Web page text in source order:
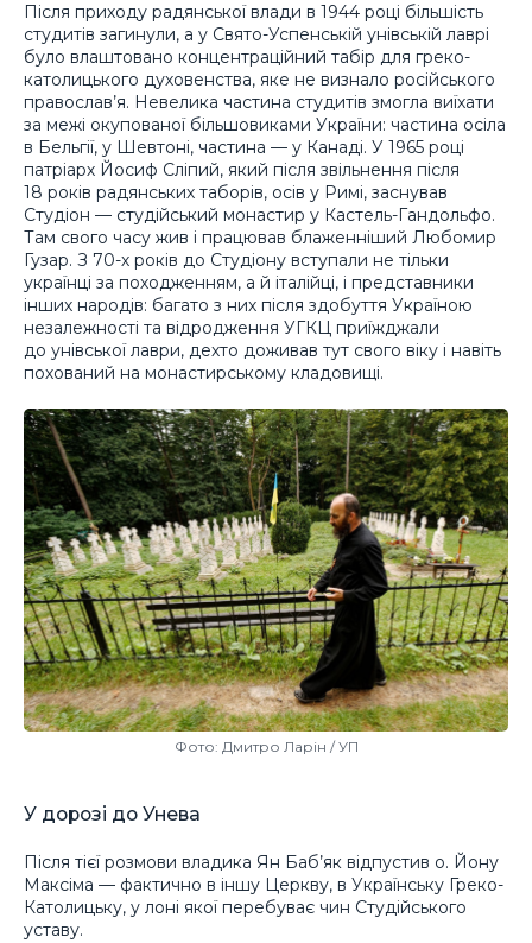
Після приходу радянської влади в 1944 році більшість
студитів загинули, а у Свято-Успенській унівській лаврі
було влаштовано концентраційний табір для греко-
католицького духовенства, яке не визнало російського
православ’я. Невелика частина студитів змогла виїхати
за межі окупованої більшовиками України: частина осіла
в Бельгії, у Шевтоні, частина — у Канаді. У 1965 році
патріарх Йосиф Сліпий, який після звільнення після
18 років радянських таборів, осів у Римі, заснував
Студіон — студійський монастир у Кастель-Гандольфо.
Там свого часу жив і працював блаженніший Любомир
Гузар. З 70-х років до Студіону вступали не тільки
українці за походженням, а й італійці, і представники
інших народів: багато з них після здобуття Україною
незалежності та відродження УГКЦ приїжджали
до унівської лаври, дехто доживав тут свого віку і навіть
похований на монастирському кладовищі.
Фото: Дмитро Ларін / УП
У дорозі до Унева
Після тієї розмови владика Ян Баб’як відпустив о. Йону
Максіма — фактично в іншу Церкву, в Українську Греко-
Католицьку, у лоні якої перебуває чин Студійського
уставу.